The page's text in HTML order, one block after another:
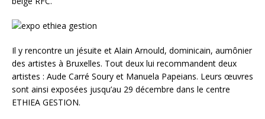
Il y rencontre un jésuite et Alain Arnould, dominicain, aumônier
des artistes à Bruxelles. Tout deux lui recommandent deux
artistes : Aude Carré Soury et Manuela Papeians. Leurs œuvres
sont ainsi exposées jusqu’au 29 décembre dans le centre
ETHIEA GESTION.